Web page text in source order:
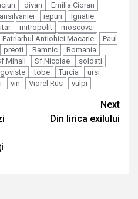
divan
Emilia Cioran
iepuri
Ignatie
mitropolit
moscova
Patriarhul Antiohiei Macarie
Paul
preoti Ramnic
Romania
Sf.Nicolae
soldati
tobe Turcia
ursi
vin Viorel Rus vulpi
Next
Din lirica exilului